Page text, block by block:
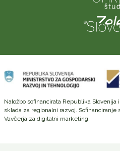
Naložbo sofinancirata Republika
sklada za regionalni razvoj.
Vavčerja za digitalni marketing.